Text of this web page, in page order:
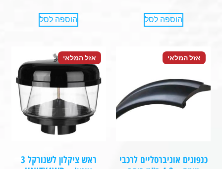
הוספה לסל הוספה לסל
אזל המלאי
כנפונים אוניברסליים לרכבי
אזל המלאי
ראש ציקלון לשנורקל 3